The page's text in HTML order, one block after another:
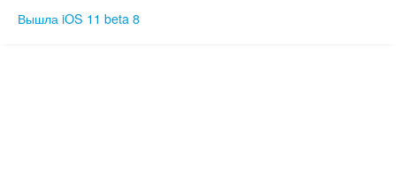
Вышла iOS 11 beta 8